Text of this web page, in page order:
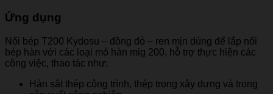
Ứng dụng
Nối bép T200 Kydosu – đồng đỏ – ren mịn dùng để lắp nối
bép hàn với các loại mỏ hàn mig 200, hỗ trợ thực hiện các
công việc, thao tác như:
Hàn sắt thép công trình, thép trong xây dựng và trong